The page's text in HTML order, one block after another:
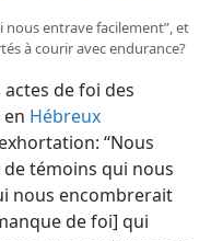
nous entrave facilement”, et
à courir avec endurance?
de foi des
Hébreux
“Nous
témoins qui nous
nous encombrerait
de foi] qui